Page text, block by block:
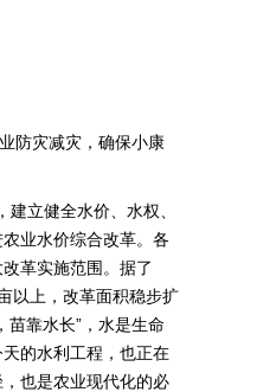
防灾减灾，确保小康
立健全水价、水权、
业水价综合改革。各
革实施范围。据了
以上，改革面积稳步扩
苗靠水长”，水是生命
的水利工程，也正在
也是农业现代化的必